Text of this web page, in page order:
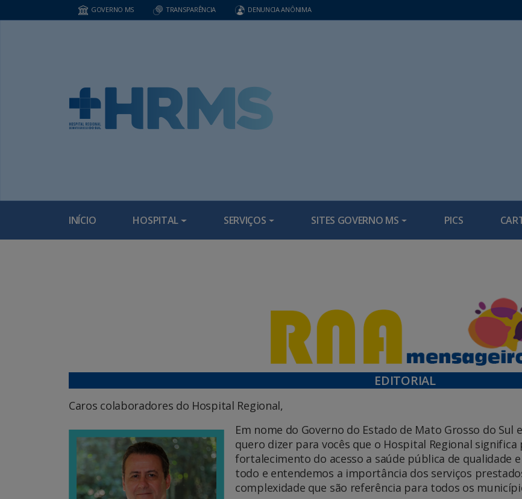
GOVERNO MS TRANSPARÊNCIA DENUNCIA ANÔNIMA
INÍCIO HOSPITAL SERVIÇOS SITES GOVERNO MS PICS
EDITORIAL
Caros colaboradores do Hospital Regional,
Em nome do Governo do Estado de Mato Grosso do Sul
quero dizer para vocês que o Hospital Regional
fortalecimento do acesso a saúde pública de qualidade
todo e entendemos a importância dos serviços
complexidade que são referência para todos os